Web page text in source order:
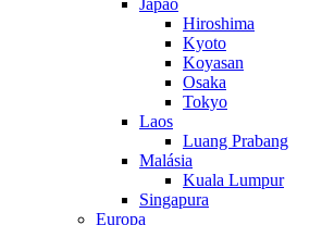
Japão
Hiroshima
Kyoto
Koyasan
Osaka
Tokyo
Laos
Luang Prabang
Malásia
Kuala Lumpur
Singapura
Europa